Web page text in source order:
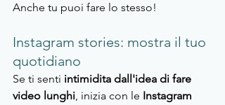
Anche tu puoi fare lo stesso!
Instagram stories: mostra il tuo
quotidiano
Se ti senti intimidita dall'idea di fare
video lunghi, inizia con le Instagram